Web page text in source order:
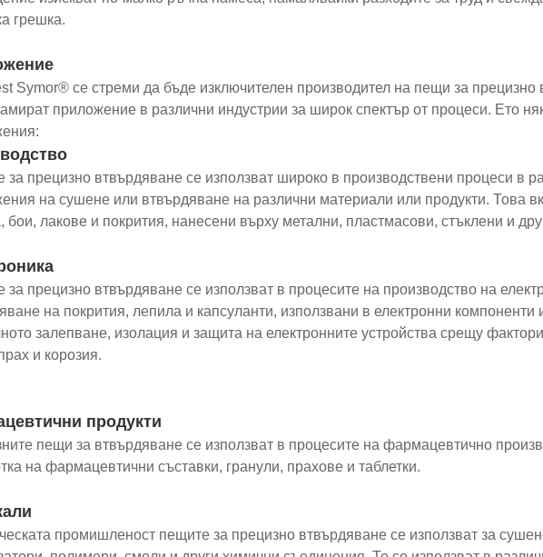
грешка.
Symor® се стреми да бъде изключителен производител на пещи за
приложение в различни индустрии за широк спектър от процеси. Ето
за прецизно втвърдяване се използват широко в производствени процеси в
на сушене или втвърдяване на различни материали или продукти. Това
бои, лакове и покрития, нанесени върху метални, пластмасови, стъклени и
за прецизно втвърдяване се използват в процесите на производство на
на покрития, лепила и капсуланти, използвани в електронни компоненти
залепване, изолация и защита на електронните устройства срещу
и корозия.
продукти
пещи за втвърдяване се използват в процесите на фармацевтично
на фармацевтични съставки, гранули, прахове и таблетки.
промишленост пещите за прецизно втвърдяване се използват за